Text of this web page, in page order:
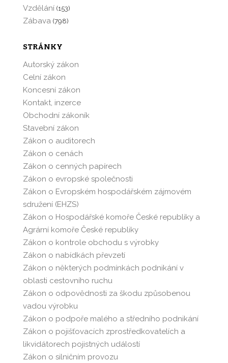
Vzdělání (153)
Zábava (798)
STRÁNKY
Autorský zákon
Celní zákon
Koncesní zákon
Kontakt, inzerce
Obchodní zákoník
Stavební zákon
Zákon o auditorech
Zákon o cenách
Zákon o cenných papírech
Zákon o evropské společnosti
Zákon o Evropském hospodářském zájmovém
sdružení (EHZS)
Zákon o Hospodářské komoře České republiky a
Agrární komoře České republiky
Zákon o kontrole obchodu s výrobky
Zákon o nabídkách převzetí
Zákon o některých podmínkách podnikání v
oblasti cestovního ruchu
Zákon o odpovědnosti za škodu způsobenou
vadou výrobku
Zákon o podpoře malého a středního podnikání
Zákon o pojišťovacích zprostředkovatelích a
likvidátorech pojistných událostí
Zákon o silničním provozu